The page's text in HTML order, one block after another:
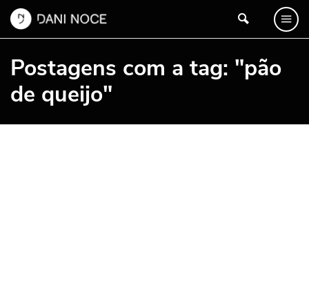
Postagens com a tag: "pão
de queijo"